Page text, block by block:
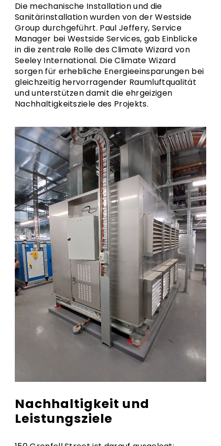
Die mechanische Installation und die
Sanitärinstallation wurden von der Westside
Group durchgeführt. Paul Jeffery, Service
Manager bei Westside Services, gab Einblicke
in die zentrale Rolle des Climate Wizard von
Seeley International. Die Climate Wizard
sorgen für erhebliche Energieeinsparungen bei
gleichzeitig hervorragender Raumluftqualität
und unterstützen damit die ehrgeizigen
Nachhaltigkeitsziele des Projekts.
Nachhaltigkeit und
Leistungsziele